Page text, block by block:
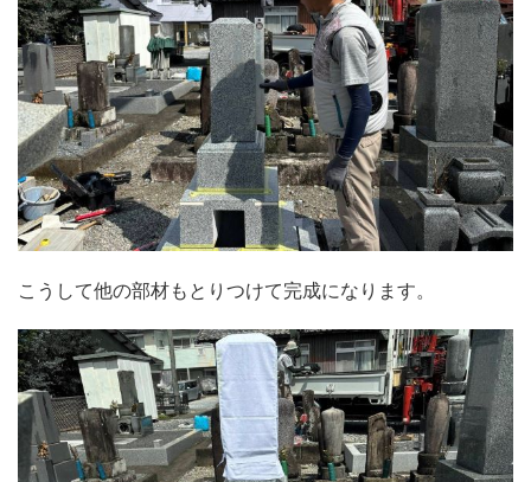
こうして他の部材もとりつけて完成になります。